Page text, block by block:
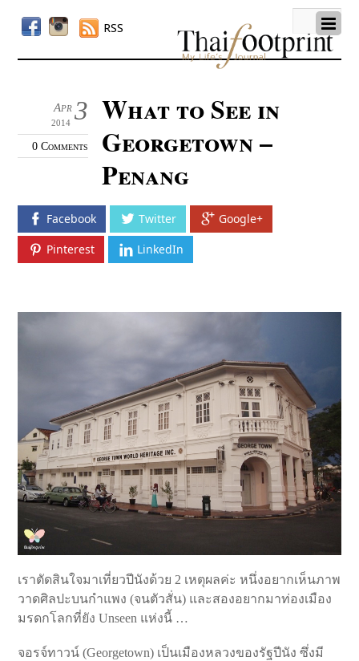
RSS
3
Apr
2014
0 Comments
What to See in
Georgetown –
Penang
Facebook Twitter Google+
Pinterest LinkedIn
เราตัดสินใจมาเที่ยวปีนังด้วย 2 เหตุผลค่ะ หนึ่งอยากเห็นภาพ
วาดศิลปะบนกำแพง (จนตัวสั่น) และสองอยากมาท่องเมือง
มรดกโลกที่ยัง Unseen แห่งนี้ …
จอรจ์ทาวน์ (Georgetown) เป็นเมืองหลวงของรัฐปีนัง ซึ่งมี